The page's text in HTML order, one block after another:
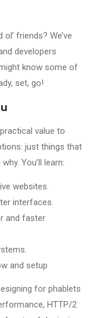
friends? We’ve
developers
know some of
set, go!
value to
just things that
You’ll learn:
websites.
interfaces.
and faster
and setup
for phablets
HTTP/2